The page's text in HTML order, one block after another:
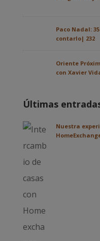
Paco Nadal:
contarlo| 232
Oriente
con Xavier
Últimas
Nuestra